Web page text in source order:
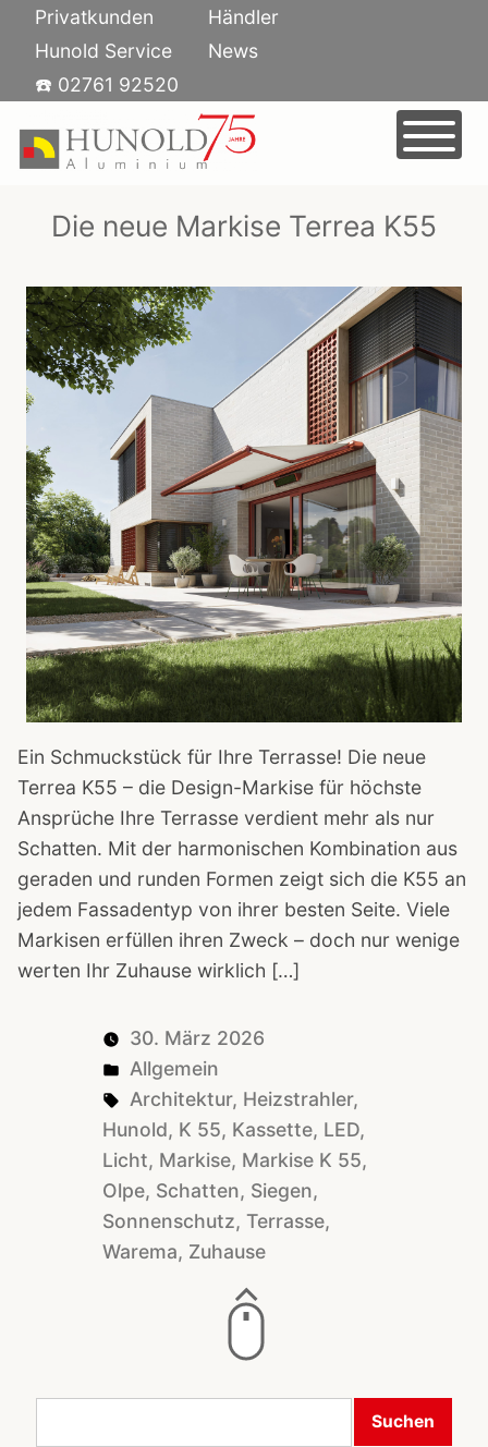
Skip
content
Privatkunden
Händler
Hunold Service
News
☎️ 02761 92520
FENSTER
SCHIEBETÜREN
GLASFASSADEN
BRANDSCHUTZ
SONNENSCHUTZ
AUSSTELLUNG
JOBS BEI HUNOLD ALUMINIUM
AUSBILDUNG
UNTERNEHMEN
ÜBER UNS
NACHHALTIGKEIT
ANSPRECHPARTNER
KONTAKT
Die neue Markise Terrea K55
Ein Schmuckstück für Ihre Terrasse! Die neue
Terrea K55 – die Design-Markise für höchste
Ansprüche Ihre Terrasse verdient mehr als nur
Schatten. Mit der harmonischen Kombination aus
geraden und runden Formen zeigt sich die K55 an
jedem Fassadentyp von ihrer besten Seite. Viele
Markisen erfüllen ihren Zweck – doch nur wenige
werten Ihr Zuhause wirklich […]
30. März 2026
Posted
in
Allgemein
Tags:
Architektur, Heizstrahler,
Hunold, K 55, Kassette, LED,
Licht, Markise, Markise K 55,
Olpe, Schatten, Siegen,
Sonnenschutz, Terrasse,
Warema, Zuhause
Suchen